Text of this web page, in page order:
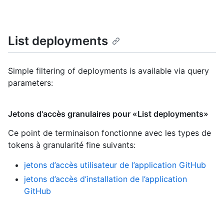
List deployments
Simple filtering of deployments is available via query
parameters:
Jetons d'accès granulaires pour «List deployments»
Ce point de terminaison fonctionne avec les types de
tokens à granularité fine suivants:
jetons d’accès utilisateur de l’application GitHub
jetons d’accès d’installation de l’application
GitHub